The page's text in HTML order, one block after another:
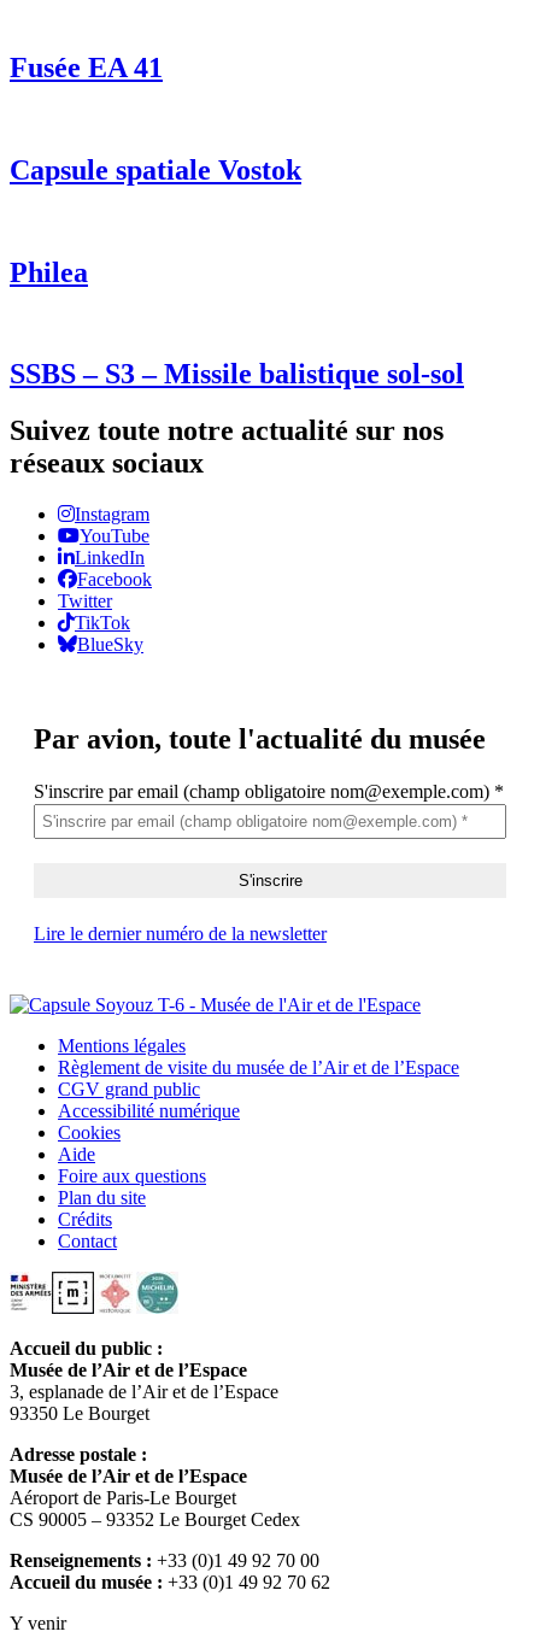
Fusée EA 41
Capsule spatiale Vostok
Philea
SSBS – S3 – Missile balistique sol-sol
Suivez toute notre actualité sur nos
réseaux sociaux
Instagram
YouTube
LinkedIn
Facebook
Twitter
TikTok
BlueSky
Par avion, toute l'actualité du musée
S'inscrire par email (champ obligatoire nom@exemple.com) *
Lire le dernier numéro de la newsletter
Mentions légales
Règlement de visite du musée de l’Air et de l’Espace
CGV grand public
Accessibilité numérique
Cookies
Aide
Foire aux questions
Plan du site
Crédits
Contact
Accueil du public :
Musée de l’Air et de l’Espace
3, esplanade de l’Air et de l’Espace
93350 Le Bourget
Adresse postale :
Musée de l’Air et de l’Espace
Aéroport de Paris-Le Bourget
CS 90005 – 93352 Le Bourget Cedex
Renseignements : +33 (0)1 49 92 70 00
Accueil du musée : +33 (0)1 49 92 70 62
Y venir